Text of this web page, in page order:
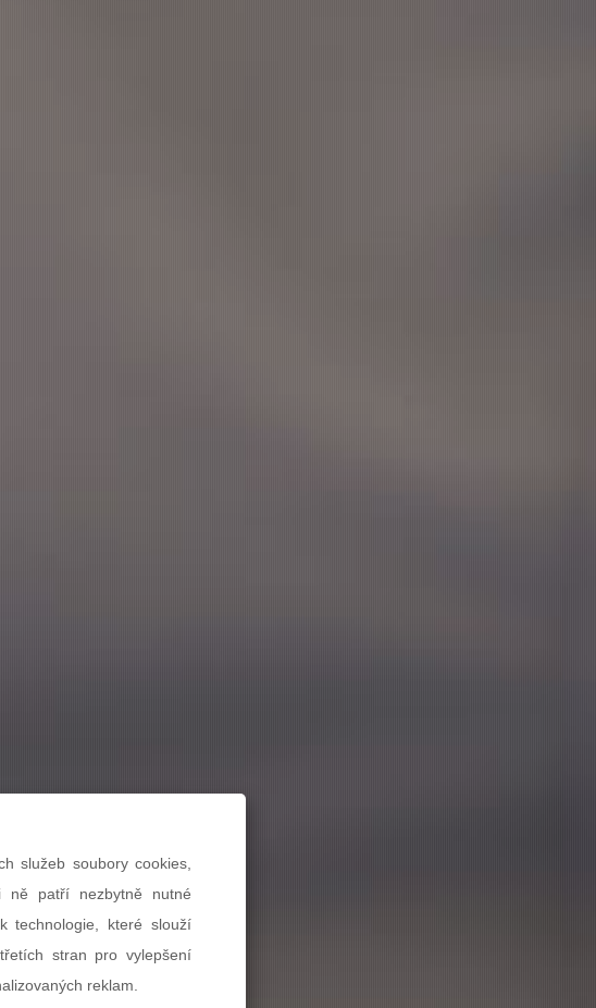
služeb soubory cookies,
ně patří nezbytně nutné
technologie, které slouží
stran pro vylepšení
reklam.